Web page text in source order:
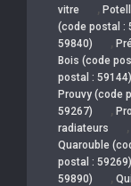
vitre
,
(code postal :
59840)
,
Bois (code
postal : 59144)
Prouvy (code
59267)
,
radiateurs
,
Quarouble
postal : 59269)
59890)
,